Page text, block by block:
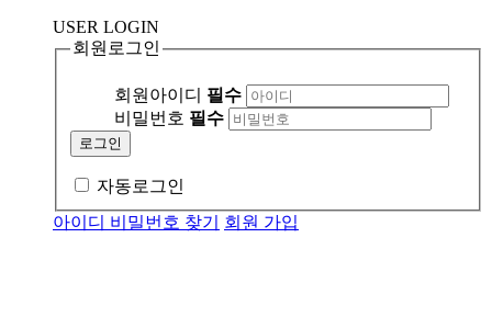
USER LOGIN
회원로그인
회원아이디 필수
비밀번호 필수
자동로그인
아이디 비밀번호 찾기
회원 가입